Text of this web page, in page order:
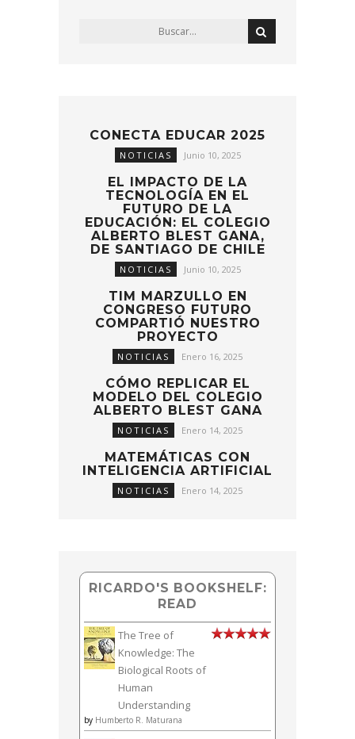
CONECTA EDUCAR 2025
NOTICIAS Junio 10, 2025
EL IMPACTO DE LA
TECNOLOGÍA EN EL
FUTURO DE LA
EDUCACIÓN: EL COLEGIO
ALBERTO BLEST GANA,
DE SANTIAGO DE CHILE
NOTICIAS Junio 10, 2025
TIM MARZULLO EN
CONGRESO FUTURO
COMPARTIÓ NUESTRO
PROYECTO
NOTICIAS Enero 16, 2025
CÓMO REPLICAR EL
MODELO DEL COLEGIO
ALBERTO BLEST GANA
NOTICIAS Enero 14, 2025
MATEMÁTICAS CON
INTELIGENCIA ARTIFICIAL
NOTICIAS Enero 14, 2025
RICARDO'S BOOKSHELF:
READ
The Tree of
Knowledge: The
Biological Roots of
Human
Understanding
by Humberto R. Maturana